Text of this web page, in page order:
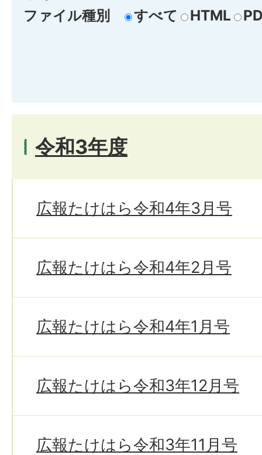
ファイル種別 すべて HTML
令和3年度
広報たけはら令和4年3月号
広報たけはら令和4年2月号
広報たけはら令和4年1月号
広報たけはら令和3年12月号
広報たけはら令和3年11月号